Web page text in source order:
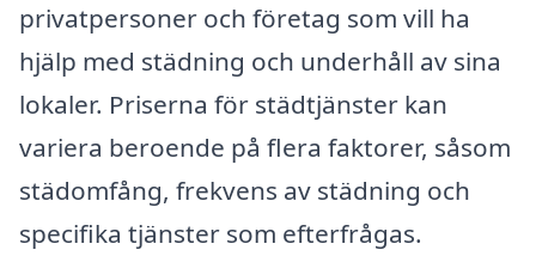
privatpersoner och företag som vill ha
hjälp med städning och underhåll av sina
lokaler. Priserna för städtjänster kan
variera beroende på flera faktorer, såsom
städomfång, frekvens av städning och
specifika tjänster som efterfrågas.